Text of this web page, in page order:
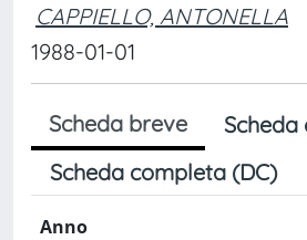
CAPPIELLO, ANTONELLA
1988-01-01
Scheda breve
Scheda completa (DC)
Anno